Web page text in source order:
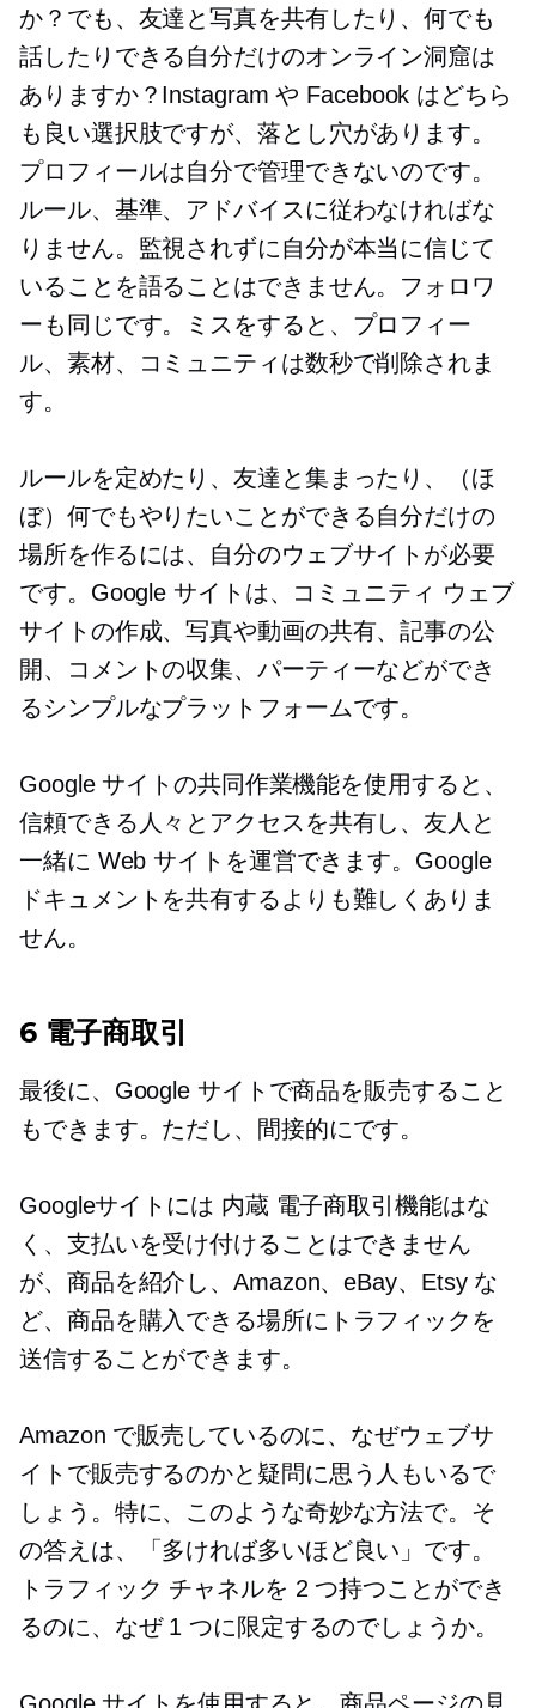
か？でも、友達と写真を共有したり、何でも
話したりできる自分だけのオンライン洞窟は
ありますか？Instagram や Facebook はどちら
も良い選択肢ですが、落とし穴があります。
プロフィールは自分で管理できないのです。
ルール、基準、アドバイスに従わなければな
りません。監視されずに自分が本当に信じて
いることを語ることはできません。フォロワ
ーも同じです。ミスをすると、プロフィー
ル、素材、コミュニティは数秒で削除されま
す。
ルールを定めたり、友達と集まったり、（ほ
ぼ）何でもやりたいことができる自分だけの
場所を作るには、自分のウェブサイトが必要
です。Google サイトは、コミュニティ ウェブ
サイトの作成、写真や動画の共有、記事の公
開、コメントの収集、パーティーなどができ
るシンプルなプラットフォームです。
Google サイトの共同作業機能を使用すると、
信頼できる人々とアクセスを共有し、友人と
一緒に Web サイトを運営できます。Google
ドキュメントを共有するよりも難しくありま
せん。
6 電子商取引
最後に、Google サイトで商品を販売すること
もできます。ただし、間接的にです。
Googleサイトには 内蔵電子商取引機能はな
く、支払いを受け付けることはできません
が、商品を紹介し、Amazon、eBay、Etsy な
ど、商品を購入できる場所にトラフィックを
送信することができます。
Amazon で販売しているのに、なぜウェブサ
イトで販売するのかと疑問に思う人もいるで
しょう。特に、このような奇妙な方法で。そ
の答えは、「多ければ多いほど良い」です。
トラフィック チャネルを 2 つ持つことができ
るのに、なぜ 1 つに限定するのでしょうか。